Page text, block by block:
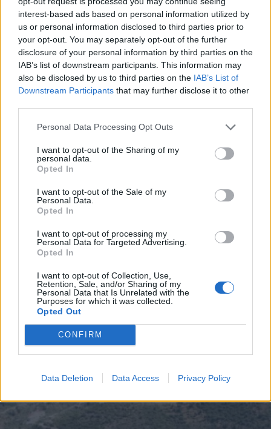
interest-based ads based on personal information utilized by
us or personal information disclosed to third parties prior to
your opt-out. You may separately opt-out of the further
disclosure of your personal information by third parties on the
IAB’s list of downstream participants. This information may
also be disclosed by us to third parties on the IAB’s List of
Downstream Participants that may further disclose it to other
Personal Data Processing Opt Outs
I want to opt-out of the Sharing of my
personal data.
Opted In
I want to opt-out of the Sale of my
Personal Data.
Opted In
I want to opt-out of processing my
Personal Data for Targeted Advertising.
Opted In
I want to opt-out of Collection, Use,
Retention, Sale, and/or Sharing of my
Personal Data that Is Unrelated with the
Purposes for which it was collected.
Opted Out
CONFIRM
Data Deletion Data Access Privacy Policy
Διάβασε σχετικά
Τάκης Πουρναράκης - EKO Ράλλυ Ακρόπολις
2026: Οδηγίες πρόσβασης και ώρες, για
Κολλίνες - Μαίναλο!
Ο Τάκης Πουρναράκης στον Αρκαδία 93.8 για
το EKO Ράλλυ Ακρόπολις 2026!
Η Τρίπολη στους ρυθμούς του ΕΚΟ Acropolis
Rally 2026
Διάβασε περισσότερα
Εκδηλώσεις